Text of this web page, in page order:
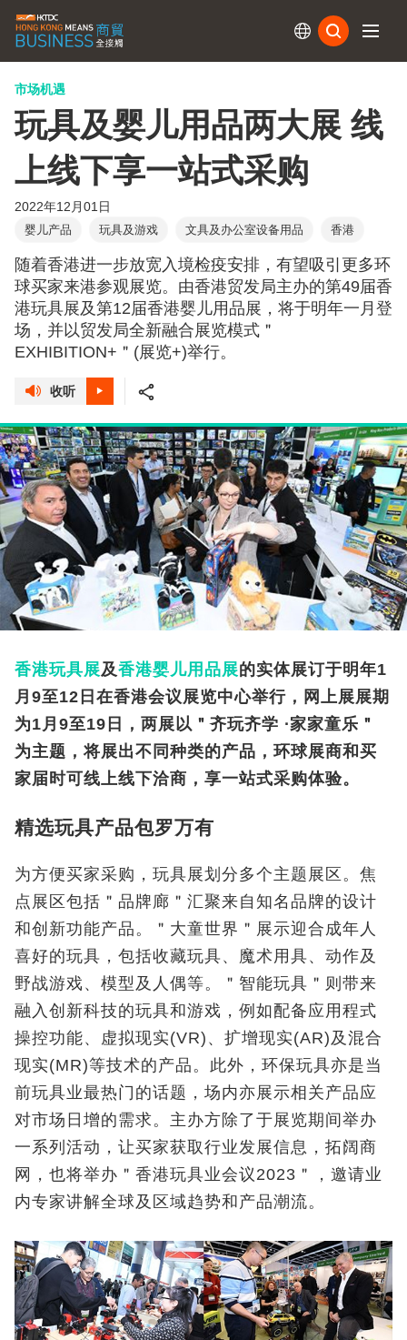
市场机遇
玩具及婴儿用品两大展 线
上线下享一站式采购
2022年12月01日
婴儿产品 玩具及游戏 文具及办公室设备用品 香港
随着香港进一步放宽入境检疫安排，有望吸引更多环
球买家来港参观展览。由香港贸发局主办的第49届香
港玩具展及第12届香港婴儿用品展，将于明年一月登
场，并以贸发局全新融合展览模式＂
EXHIBITION+＂(展览+)举行。
收听
香港玩具展及香港婴儿用品展的实体展订于明年1
月9至12日在香港会议展览中心举行，网上展展期
为1月9至19日，两展以＂齐玩齐学 ∙家家童乐＂
为主题，将展出不同种类的产品，环球展商和买
家届时可线上线下洽商，享一站式采购体验。
精选玩具产品包罗万有
为方便买家采购，玩具展划分多个主题展区。焦
点展区包括＂品牌廊＂汇聚来自知名品牌的设计
和创新功能产品。＂大童世界＂展示迎合成年人
喜好的玩具，包括收藏玩具、魔术用具、动作及
野战游戏、模型及人偶等。＂智能玩具＂则带来
融入创新科技的玩具和游戏，例如配备应用程式
操控功能、虚拟现实(VR)、扩增现实(AR)及混合
现实(MR)等技术的产品。此外，环保玩具亦是当
前玩具业最热门的话题，场内亦展示相关产品应
对市场日增的需求。主办方除了于展览期间举办
一系列活动，让买家获取行业发展信息，拓阔商
网，也将举办＂香港玩具业会议2023＂，邀请业
内专家讲解全球及区域趋势和产品潮流。